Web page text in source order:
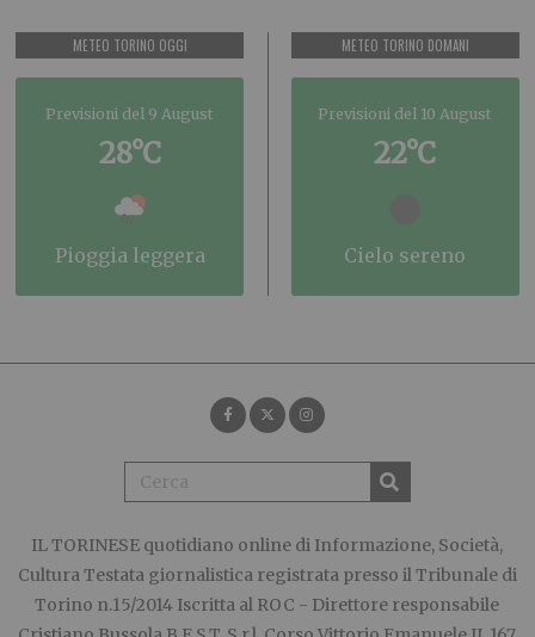
METEO TORINO OGGI
Previsioni del 9 August
28°C
pioggia leggera
METEO TORINO DOMANI
Previsioni del 10 August
22°C
cielo sereno
IL TORINESE quotidiano online di Informazione, Società,
Cultura Testata giornalistica registrata presso il Tribunale di
Torino n.15/2014 Iscritta al ROC - Direttore responsabile